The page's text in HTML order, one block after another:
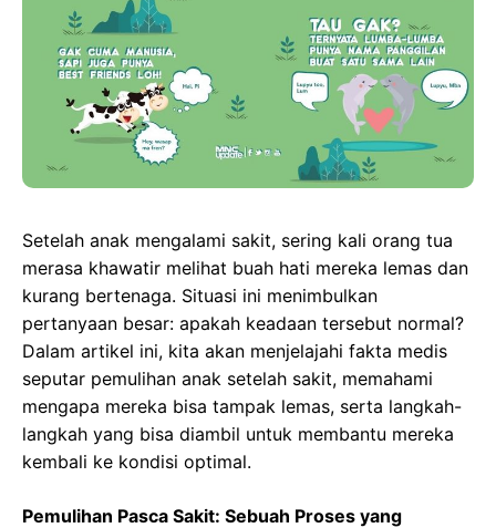
Setelah anak mengalami sakit, sering kali orang tua
merasa khawatir melihat buah hati mereka lemas dan
kurang bertenaga. Situasi ini menimbulkan
pertanyaan besar: apakah keadaan tersebut normal?
Dalam artikel ini, kita akan menjelajahi fakta medis
seputar pemulihan anak setelah sakit, memahami
mengapa mereka bisa tampak lemas, serta langkah-
langkah yang bisa diambil untuk membantu mereka
kembali ke kondisi optimal.
Pemulihan Pasca Sakit: Sebuah Proses yang